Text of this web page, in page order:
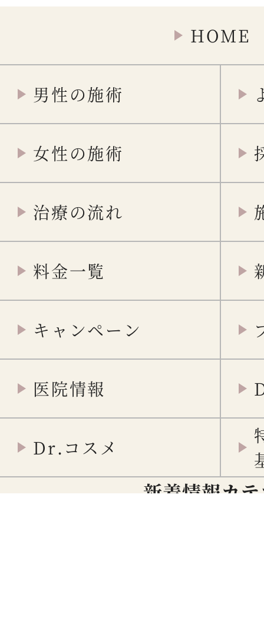
HOME
男性の施術
女性の施術
治療の流れ
料金一覧
キャンペーン
医院情報
Dr.コスメ
新着情報カ